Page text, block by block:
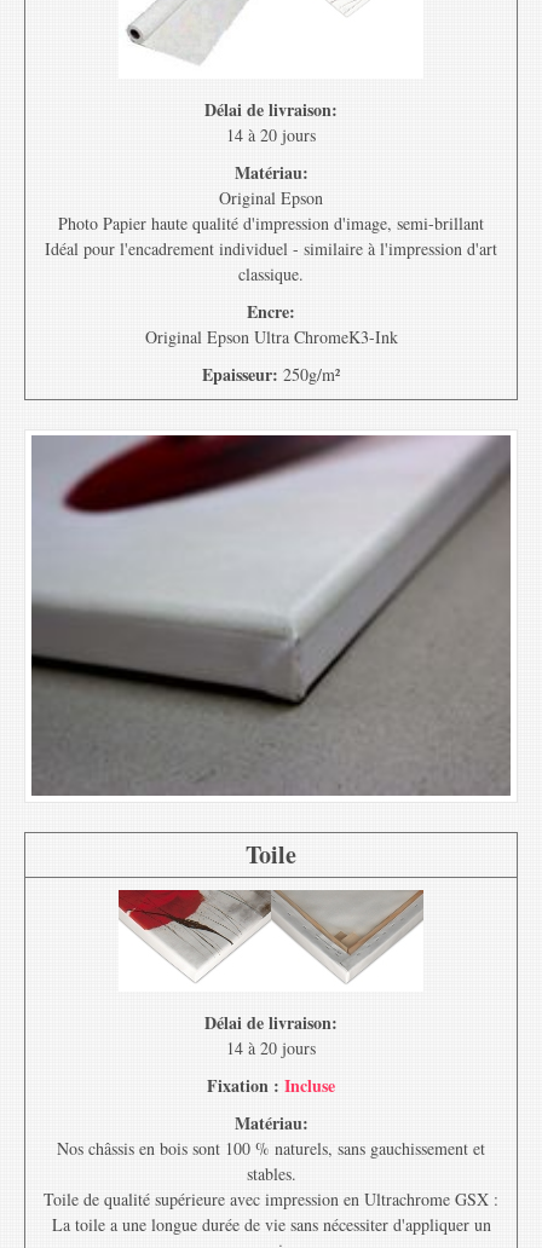
Délai de livraison:
14 à 20 jours
Matériau:
Original Epson
Photo Papier haute qualité d'impression d'image, semi-brillant
Idéal pour l'encadrement individuel - similaire à l'impression d'art
classique.
Encre:
Original Epson Ultra ChromeK3-Ink
Epaisseur: 250g/m²
Toile
Délai de livraison:
14 à 20 jours
Fixation : Incluse
Matériau:
Nos châssis en bois sont 100 % naturels, sans gauchissement et
stables.
Toile de qualité supérieure avec impression en Ultrachrome GSX :
La toile a une longue durée de vie sans nécessiter d'appliquer un